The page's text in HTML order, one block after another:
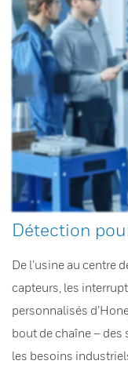
Détection
De l’usine au centre
capteurs, les
personnalisés
bout de chaîne –
les besoins